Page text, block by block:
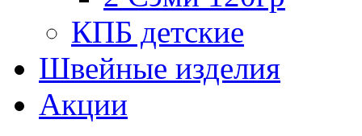
КПБ детские
Швейные изделия
Акции